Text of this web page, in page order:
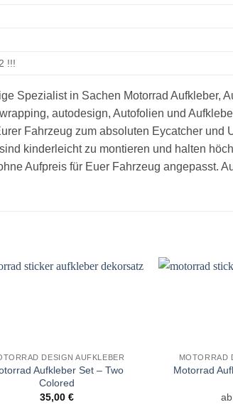
!!!
Spezialist in Sachen Motorrad Aufkleber,
autodesign, Autofolien und
Fahrzeug zum absoluten Eycatcher und
kinderleicht zu montieren und halten
Aufpreis für Euer Fahrzeug angepasst.
DESIGN AUFKLEBER
Aufkleber Set – Two
Colored
35,00€
MOTORRAD
Motorrad